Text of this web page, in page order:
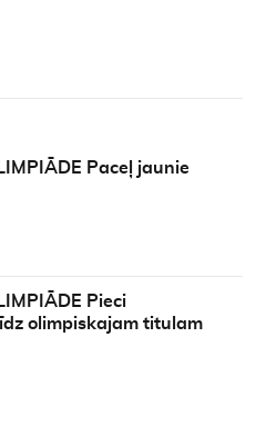
Paceļ jaunie
Pieci
olimpiskajam titulam